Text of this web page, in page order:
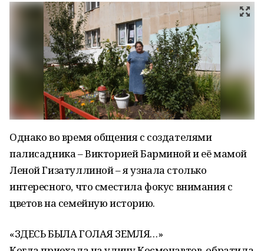
Однако во время общения с создателями
палисадника – Викторией Барминой и её мамой
Леной Гизатуллиной – я узнала столько
интересного, что сместила фокус внимания с
цветов на семейную историю.
«ЗДЕСЬ БЫЛА ГОЛАЯ ЗЕМЛЯ…»